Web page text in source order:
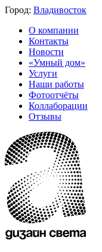
Город: Владивосток
О компании
Контакты
Новости
«Умный дом»
Услуги
Наши работы
Фотоотчёты
Коллаборации
Отзывы